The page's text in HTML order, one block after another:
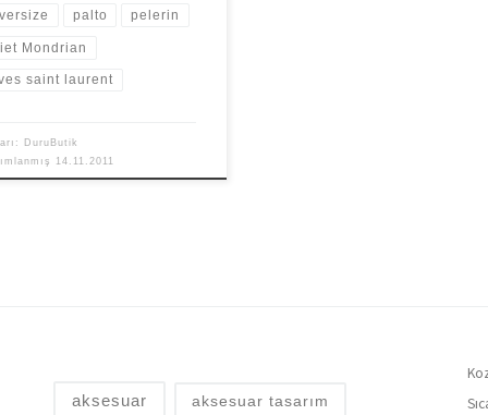
palto pelerin
Mondrian
saint laurent
DuruButik
14.11.2011
aksesuar aksesuar tasarım